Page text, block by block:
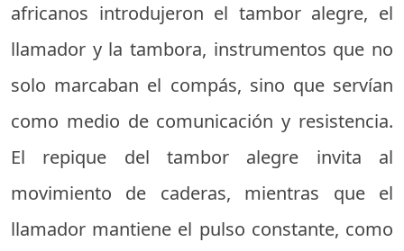
africanos introdujeron el tambor alegre, el
llamador y la tambora, instrumentos que no
solo marcaban el compás, sino que servían
como medio de comunicación y resistencia.
El repique del tambor alegre invita al
movimiento de caderas, mientras que el
llamador mantiene el pulso constante, como